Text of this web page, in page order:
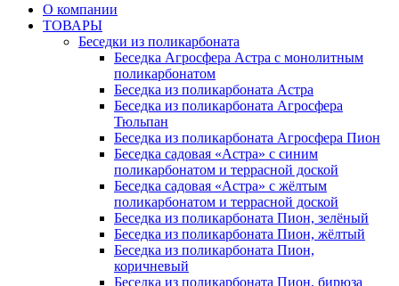
О компании
ТОВАРЫ
Беседки из поликарбоната
Беседка Агросфера Астра с монолитным
поликарбонатом
Беседка из поликарбоната Астра
Беседка из поликарбоната Агросфера
Тюльпан
Беседка из поликарбоната Агросфера Пион
Беседка садовая «Астра» с синим
поликарбонатом и террасной доской
Беседка садовая «Астра» с жёлтым
поликарбонатом и террасной доской
Беседка из поликарбоната Пион, зелёный
Беседка из поликарбоната Пион, жёлтый
Беседка из поликарбоната Пион,
коричневый
Беседка из поликарбоната Пион, бирюза